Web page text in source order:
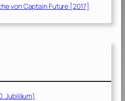
von Captain Future [2017]
Jubiläum)